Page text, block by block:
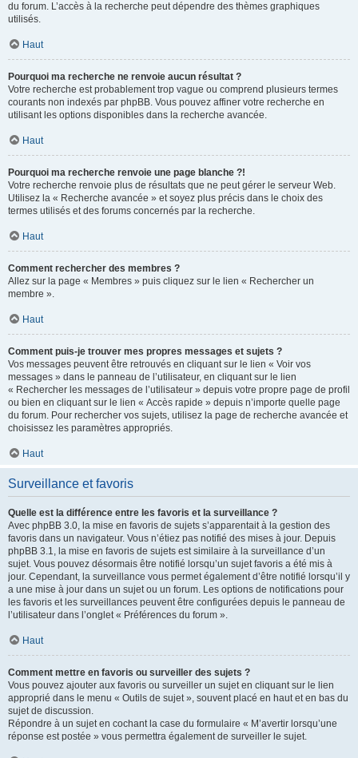
du forum. L’accès à la recherche peut dépendre des thèmes graphiques
utilisés.
Haut
Pourquoi ma recherche ne renvoie aucun résultat ?
Votre recherche est probablement trop vague ou comprend plusieurs termes
courants non indexés par phpBB. Vous pouvez affiner votre recherche en
utilisant les options disponibles dans la recherche avancée.
Haut
Pourquoi ma recherche renvoie une page blanche ?!
Votre recherche renvoie plus de résultats que ne peut gérer le serveur Web.
Utilisez la « Recherche avancée » et soyez plus précis dans le choix des
termes utilisés et des forums concernés par la recherche.
Haut
Comment rechercher des membres ?
Allez sur la page « Membres » puis cliquez sur le lien « Rechercher un
membre ».
Haut
Comment puis-je trouver mes propres messages et sujets ?
Vos messages peuvent être retrouvés en cliquant sur le lien « Voir vos
messages » dans le panneau de l’utilisateur, en cliquant sur le lien
« Rechercher les messages de l’utilisateur » depuis votre propre page de profil
ou bien en cliquant sur le lien « Accès rapide » depuis n’importe quelle page
du forum. Pour rechercher vos sujets, utilisez la page de recherche avancée et
choisissez les paramètres appropriés.
Haut
Surveillance et favoris
Quelle est la différence entre les favoris et la surveillance ?
Avec phpBB 3.0, la mise en favoris de sujets s’apparentait à la gestion des
favoris dans un navigateur. Vous n’étiez pas notifié des mises à jour. Depuis
phpBB 3.1, la mise en favoris de sujets est similaire à la surveillance d’un
sujet. Vous pouvez désormais être notifié lorsqu’un sujet favoris a été mis à
jour. Cependant, la surveillance vous permet également d’être notifié lorsqu’il y
a une mise à jour dans un sujet ou un forum. Les options de notifications pour
les favoris et les surveillances peuvent être configurées depuis le panneau de
l’utilisateur dans l’onglet « Préférences du forum ».
Haut
Comment mettre en favoris ou surveiller des sujets ?
Vous pouvez ajouter aux favoris ou surveiller un sujet en cliquant sur le lien
approprié dans le menu « Outils de sujet », souvent placé en haut et en bas du
sujet de discussion.
Répondre à un sujet en cochant la case du formulaire « M’avertir lorsqu’une
réponse est postée » vous permettra également de surveiller le sujet.